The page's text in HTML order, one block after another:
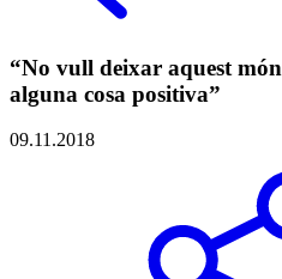
“No vull deixar aquest
alguna cosa positiva”
09.11.2018